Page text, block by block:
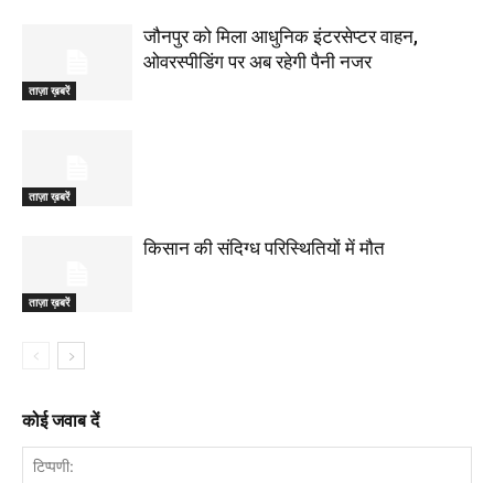
ताज़ा ख़बरें
जौनपुर को मिला आधुनिक इंटरसेप्टर वाहन,
ओवरस्पीडिंग पर अब रहेगी पैनी नजर
ताज़ा ख़बरें
ताज़ा ख़बरें
किसान की संदिग्ध परिस्थितियों में मौत
कोई जवाब दें